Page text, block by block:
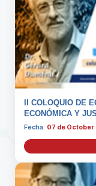
II COLOQUIO DE
ECONÓMICA Y
Fecha: 07 de October